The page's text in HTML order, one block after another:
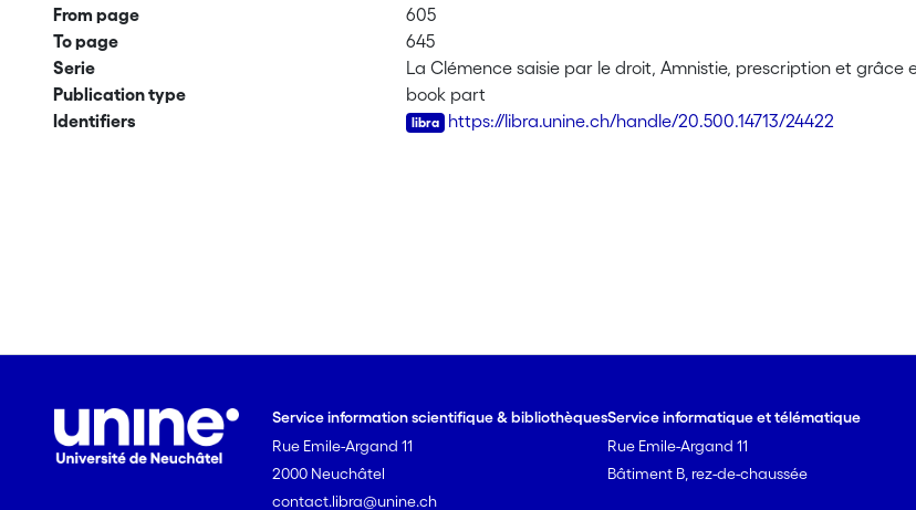
From page
605
To page
645
Serie
La Clémence saisie par le droit, Amnistie, prescription et
Publication type
book part
Identifiers
https://libra.unine.ch/handle/20.500.14713/24422
Service information scientifique & bibliothèques
Rue Emile-Argand 11
2000 Neuchâtel
contact.libra@unine.ch
Service informatique et télématique
Rue Emile-Argand 11
Bâtiment B, rez-de-chaussée